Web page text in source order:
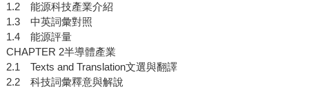
1.2 能源科技產業介紹
1.3 中英詞彙對照
1.4 能源評量
CHAPTER 2半導體產業
2.1 Texts and Translation文選與翻譯
2.2 科技詞彙釋意與解說